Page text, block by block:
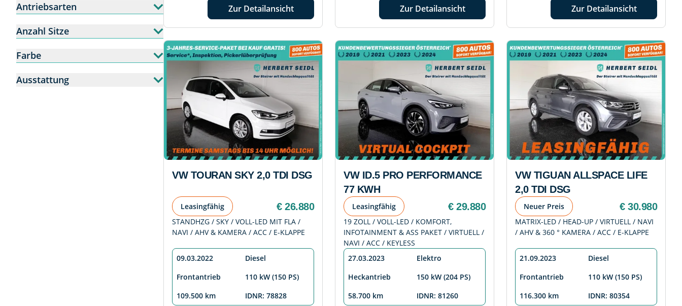
Antriebsarten
Anzahl Sitze
Farbe
Ausstattung
Zur Detailansicht Zur Detailansicht Zur Detailansicht
VW TOURAN SKY 2,0 TDI DSG
Leasingfähig € 26.880
STANDHZG / SKY / VOLL-LED MIT FLA /
NAVI / AHV & KAMERA / ACC / E-KLAPPE
09.03.2022
Diesel
Frontantrieb
110 kW (150 PS)
109.500 km
IDNR: 78828
VW ID.5 PRO PERFORMANCE
77 KWH
Leasingfähig € 29.880
19 ZOLL / VOLL-LED / KOMFORT,
INFOTAINMENT & ASS PAKET / VIRTUELL /
NAVI / ACC / KEYLESS
27.03.2023
Elektro
Heckantrieb
150 kW (204 PS)
58.700 km
IDNR: 81260
VW TIGUAN ALLSPACE LIFE
2,0 TDI DSG
Neuer Preis € 30.980
MATRIX-LED / HEAD-UP / VIRTUELL / NAVI
/ AHV & 360 ° KAMERA / ACC / E-KLAPPE
21.09.2023
Diesel
Frontantrieb
110 kW (150 PS)
116.300 km
IDNR: 80354